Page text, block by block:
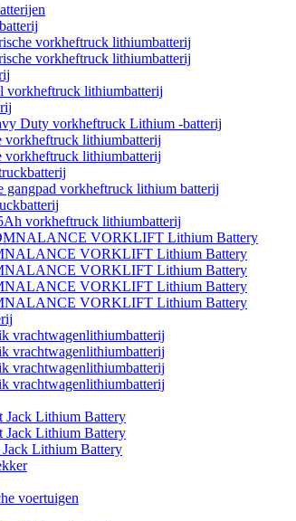
vorkheftruck lithiumbatterij
vorkheftruck lithiumbatterij
lithiumbatterij
Duty vorkheftruck Lithium -batterij
lithiumbatterij
lithiumbatterij
gangpad vorkheftruck lithium batterij
vorkheftruck lithiumbatterij
VORKLIFT Lithium Battery
VORKLIFT Lithium Battery
VORKLIFT Lithium Battery
VORKLIFT Lithium Battery
VORKLIFT Lithium Battery
vrachtwagenlithiumbatterij
vrachtwagenlithiumbatterij
vrachtwagenlithiumbatterij
vrachtwagenlithiumbatterij
Jack Lithium Battery
Jack Lithium Battery
Lithium Battery
voertuigen